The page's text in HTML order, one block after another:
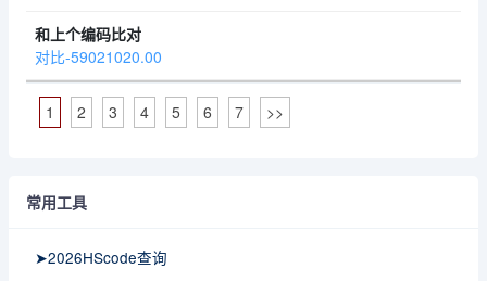
对比-59021020.00
1 2 3 4 5 6 7 >>
常用工具
➤2026HScode查询